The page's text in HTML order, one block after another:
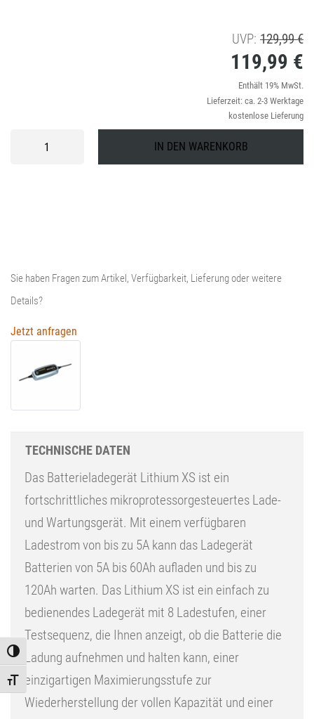
Toggle High Contrast
Toggle Font size
UVP: 129,99€
119,99 €
Enthält 19% MwSt.
Lieferzeit: ca. 2-3 Werktage
kostenlose Lieferung
Batterieladegerät
IN DEN WARENKORB
Sie haben Fragen zum Artikel, Verfügbarkeit, Lieferung oder weitere
Details?
Jetzt anfragen
TECHNISCHE DATEN
Das Batterieladegerät Lithium XS ist ein
fortschrittliches mikroprotessorgesteuertes Lade-
und Wartungsgerät. Mit einem verfügbaren
Ladestrom von bis zu 5A kann das Ladegerät
Batterien von 5A bis 60Ah aufladen und bis zu
120Ah warten. Das Lithium XS ist ein einfach zu
bedienendes Ladegerät mit 8 Ladestufen, einer
Testsequenz, die Ihnen anzeigt, ob die Batterie die
Ladung aufnehmen und halten kann, einer
einzigartigen Maximierungsstufe zur
Wiederherstellung der vollen Kapazität und einer